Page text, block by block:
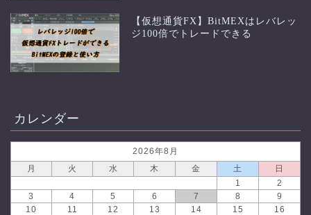
【仮想通貨FX】BitMEXはレバレッ
ジ100倍でトレードできる
カレンダー
2026年8月
月
火 水 木 金 土
日
1
2
3
4 5 6 7 8
9
10
11 12 13 14 15
16